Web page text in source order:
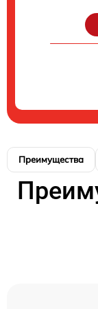
Преимущества